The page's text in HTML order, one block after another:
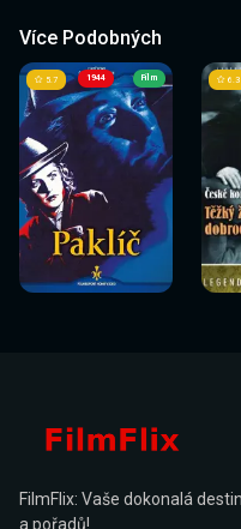
Více Podobných
1944
Sledovat
nyní
5.7 Film
Sledovat
nyní
6.3
FilmFlix: Vaše dokonalá
a pořadů!